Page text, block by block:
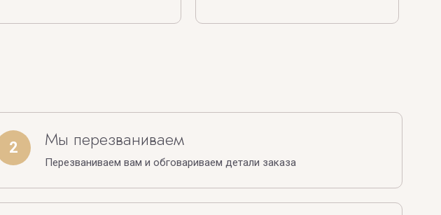
2 Мы перезваниваем
Перезваниваем вам и обговариваем детали заказа